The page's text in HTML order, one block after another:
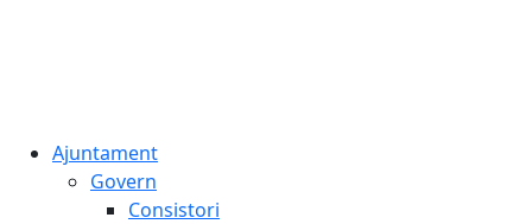
Ajuntament
Govern
Consistori